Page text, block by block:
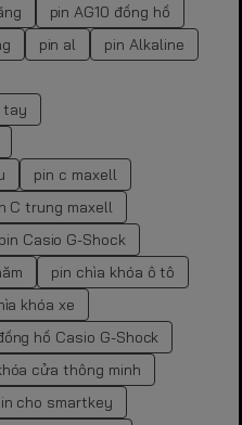
pin AG10 đồng hồ
pin al
pin Alkaline
tay
pin c maxell
C trung maxell
pin Casio G-Shock
pin chìa khóa ô tô
khóa xe
hồ Casio G-Shock
cửa thông minh
cho smartkey